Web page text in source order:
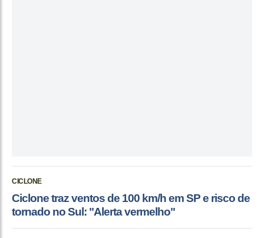
CICLONE
Ciclone traz ventos de 100 km/h em SP e risco de
tornado no Sul: "Alerta vermelho"